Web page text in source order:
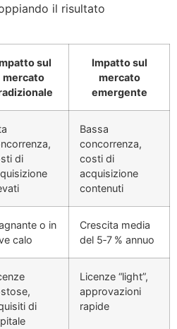
il risultato
sul
mercato
Impatto sul
mercato
emergente
di
Bassa
concorrenza,
costi di
acquisizione
contenuti
o in
calo
Crescita media
del 5‑7 % annuo
di
Licenze “light”,
approvazioni
rapide